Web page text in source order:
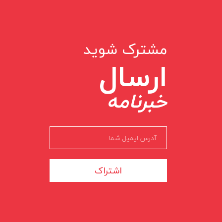
مشترک شوید
ارسال
خبرنامه
اشتراک